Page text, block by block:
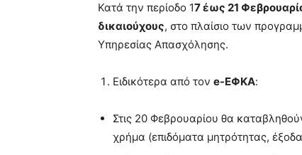
Κατά την περίοδο 17 έως 21
δικαιούχους, στο πλαίσιο των
Υπηρεσίας Απασχόλησης.
Ειδικότερα από τον e-ΕΦΚΑ:
Στις 20 Φεβρουαρίου θα
χρήμα (επιδόματα μητρότητας,